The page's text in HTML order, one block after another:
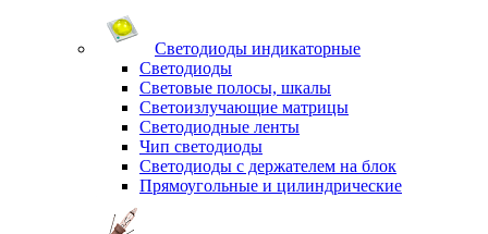
Светодиоды индикаторные
Светодиоды
Световые полосы, шкалы
Светоизлучающие матрицы
Светодиодные ленты
Чип светодиоды
Светодиоды с держателем на блок
Прямоугольные и цилиндрические